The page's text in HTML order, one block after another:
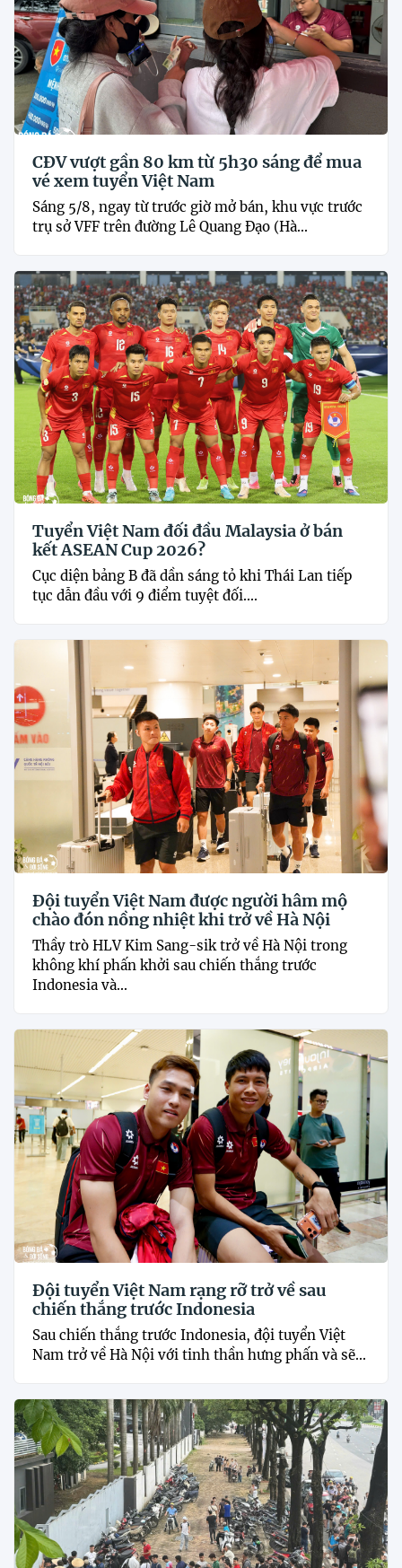
CĐV vượt gần 80 km từ 5h30 sáng để mua
vé xem tuyển Việt Nam
Sáng 5/8, ngay từ trước giờ mở bán, khu vực trước
trụ sở VFF trên đường Lê Quang Đạo (Hà...
Tuyển Việt Nam đối đầu Malaysia ở bán
kết ASEAN Cup 2026?
Cục diện bảng B đã dần sáng tỏ khi Thái Lan tiếp
tục dẫn đầu với 9 điểm tuyệt đối....
Đội tuyển Việt Nam được người hâm mộ
chào đón nồng nhiệt khi trở về Hà Nội
Thầy trò HLV Kim Sang-sik trở về Hà Nội trong
không khí phấn khởi sau chiến thắng trước
Indonesia và...
Đội tuyển Việt Nam rạng rỡ trở về sau
chiến thắng trước Indonesia
Sau chiến thắng trước Indonesia, đội tuyển Việt
Nam trở về Hà Nội với tinh thần hưng phấn và sẽ...